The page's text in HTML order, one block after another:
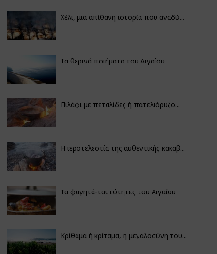
Χέλι, μια απίθανη ιστορία που αναδύ...
Τα θερινά ποιήματα του Αιγαίου
Πιλάφι με πεταλίδες ή πατελιόρυζο...
Η ιεροτελεστία της αυθεντικής κακαβ...
Τα φαγητά-ταυτότητες του Αιγαίου
Κρίθαμα ή κρίταμα, η μεγαλοσύνη του...